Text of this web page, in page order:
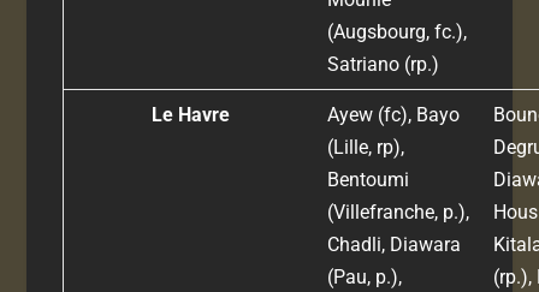
(Augsbourg, fc.),
Satriano (rp.)
Le Havre
Ayew (fc), Bayo
(Lille, rp),
Bentoumi
(Villefranche, p.),
Chadli, Diawara
(Pau, p.),
(rp.),